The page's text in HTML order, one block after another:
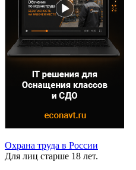
Охрана труда в России
Для лиц старше 18 лет.